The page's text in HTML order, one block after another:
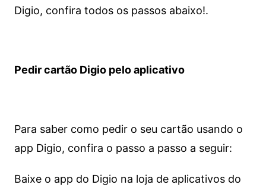
Digio, confira todos os passos abaixo!.
Pedir cartão Digio pelo aplicativo
Para saber como pedir o seu cartão usando o
app Digio, confira o passo a passo a seguir:
Baixe o app do Digio na loja de aplicativos do